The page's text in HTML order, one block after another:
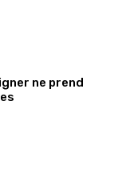
ne prend